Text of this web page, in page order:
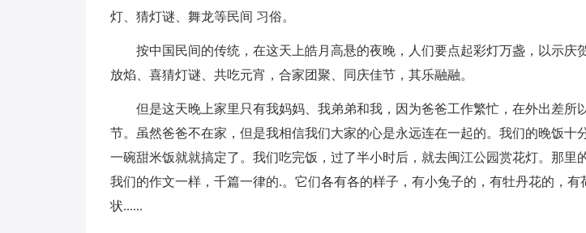
灯、猜灯谜、舞龙等民间 习俗。
按中国民间的传统，在这天上皓月高悬的夜晚，人们要点起彩灯万盏，以示庆
放焰、喜猜灯谜、共吃元宵，合家团聚、同庆佳节，其乐融融。
但是这天晚上家里只有我妈妈、我弟弟和我，因为爸爸工作繁忙，在外出差所
节。虽然爸爸不在家，但是我相信我们大家的心是永远连在一起的。我们的晚饭十
一碗甜米饭就就搞定了。我们吃完饭，过了半小时后，就去闽江公园赏花灯。那里
我们的作文一样，千篇一律的.。它们各有各的样子，有小兔子的，有牡丹花的，有
状......